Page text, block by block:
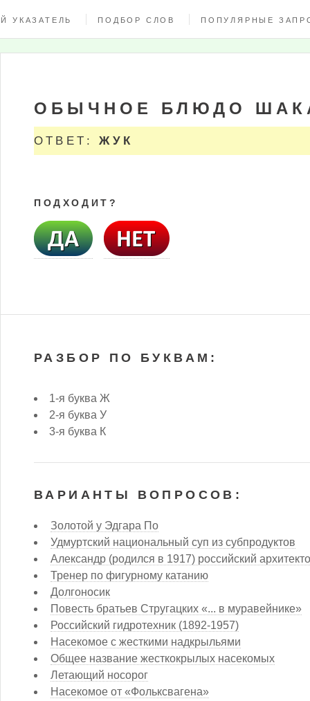
УКАЗАТЕЛЬ ПОДБОР СЛОВ ПОПУЛЯРНЫЕ
ОБЫЧНОЕ БЛЮДО
ОТВЕТ:ЖУК
ПОДХОДИТ?
РАЗБОР ПО БУКВАМ:
1-я буква Ж
2-я буква У
3-я буква К
ВАРИАНТЫ ВОПРОСОВ:
Золотой у Эдгара По
Удмуртский национальный суп из субпродуктов
Александр (родился в 1917) российский
Тренер по фигурному катанию
Долгоносик
Повесть братьев Стругацких «... в муравейнике»
Российский гидротехник (1892-1957)
Насекомое с жесткими надкрыльями
Общее название жесткокрылых насекомых
Летающий носорог
Насекомое от «Фольксвагена»